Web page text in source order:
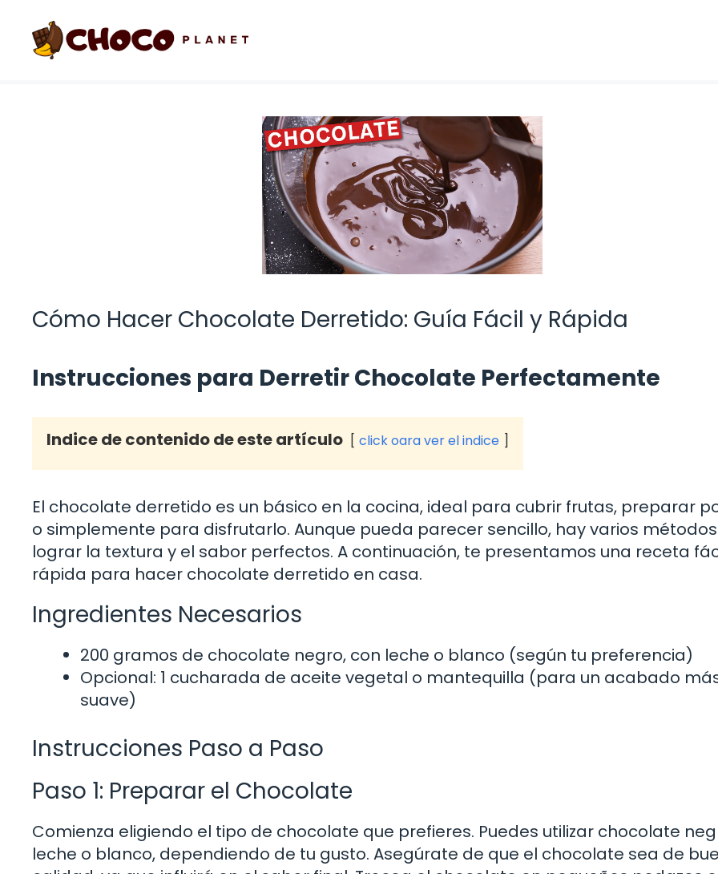
contenido
Cómo Hacer Chocolate Derretido: Guía Fácil y Rápida
Instrucciones para Derretir Chocolate Perfectamente
Indice de contenido de este artículo click oara ver el indice
El chocolate derretido es un básico en la cocina, ideal para cubrir frutas, preparar
o simplemente para disfrutarlo. Aunque pueda parecer sencillo, hay varios
lograr la textura y el sabor perfectos. A continuación, te presentamos una receta
rápida para hacer chocolate derretido en casa.
Ingredientes Necesarios
200 gramos de chocolate negro, con leche o blanco (según tu preferencia)
Opcional: 1 cucharada de aceite vegetal o mantequilla (para un acabado
suave)
Instrucciones Paso a Paso
Paso 1: Preparar el Chocolate
Comienza eligiendo el tipo de chocolate que prefieres. Puedes utilizar chocolate
leche o blanco, dependiendo de tu gusto. Asegúrate de que el chocolate sea de